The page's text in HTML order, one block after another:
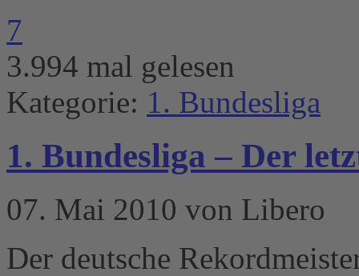
7
3.994 mal gelesen
Kategorie: 1. Bundesliga
1. Bundesliga – Der
07. Mai 2010 von Libero
Der deutsche